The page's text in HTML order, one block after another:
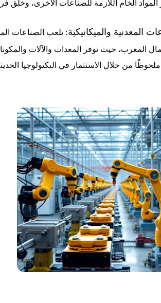
المواد الخام اللازمة للصناعات الأخرى،
المعدنية والميكانيكية: تلعب الصناعات
المغرب، حيث توفر المعدات والآلات
من خلال الاستثمار في التكنولوجيا